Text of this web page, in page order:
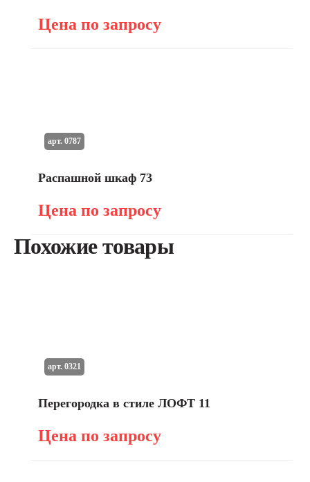
Цена по запросу
Распашной шкаф 73
Цена по запросу
арт. 0787
Похожие товары
Перегородка в стиле ЛОФТ 11
Цена по запросу
арт. 0321